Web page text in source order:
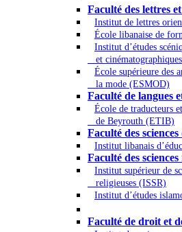
Faculté des lettres
Institut de lettres
École libanaise de
Institut d’études
et
École supérieure des
la mode (ESMOD)
Faculté de langues
École de traducteurs
de Beyrouth (ETIB)
Faculté des
Institut libanais
Faculté des
Institut supérieur de
religieuses (ISSR)
Institut d’études
Faculté de droit et